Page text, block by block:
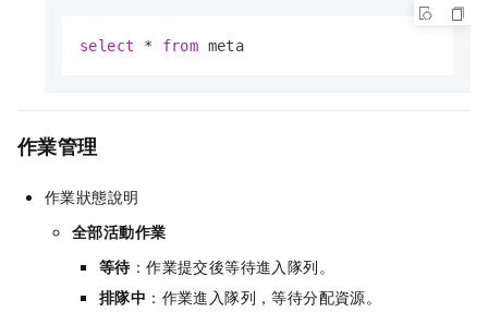
select * from meta
作業管理
作業狀態說明
全部活動作業
等待：作業提交後等待進入隊列。
排隊中 ：作業進入隊列，等待分配資源。